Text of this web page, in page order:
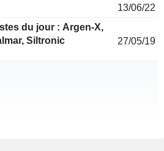
13/06/22
du jour : Argen-X,
Siltronic
27/05/19